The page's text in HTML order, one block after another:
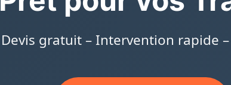
Devis gratuit – Intervention rapide